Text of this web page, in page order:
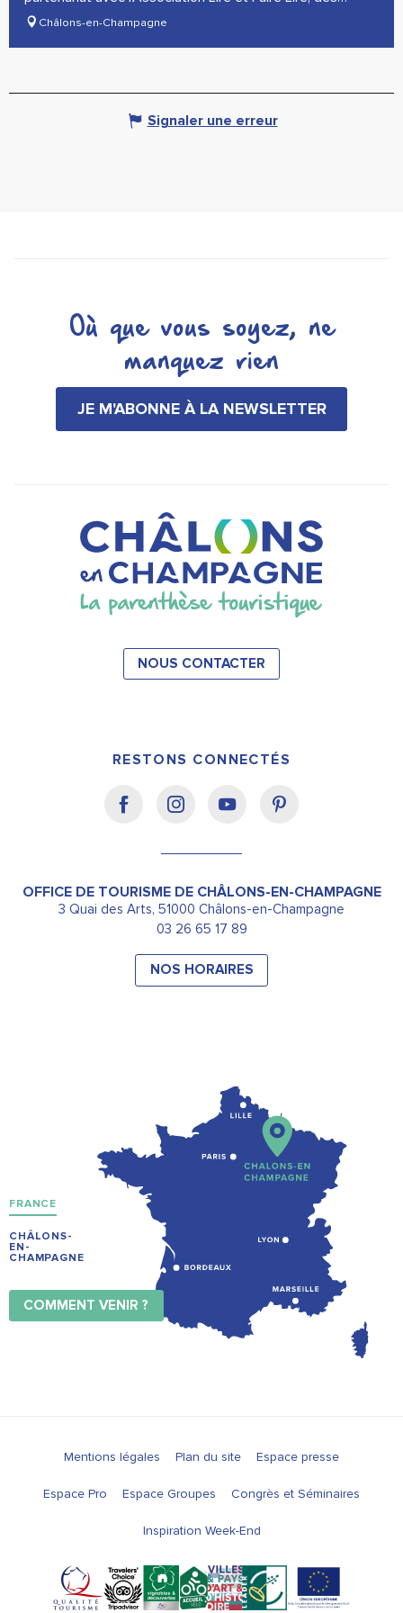
lectures de...
Châlons-en-Champagne
Signaler une erreur
Où que vous soyez, ne
manquez rien
JE M'ABONNE À LA NEWSLETTER
NOUS CONTACTER
RESTONS CONNECTÉS
OFFICE DE TOURISME DE CHÂLONS-EN-CHAMPAGNE
3 Quai des Arts, 51000 Châlons-en-Champagne
03 26 65 17 89
NOS HORAIRES
FRANCE
CHÂLONS-
EN-
CHAMPAGNE
COMMENT VENIR ?
Mentions légales Plan du site Espace presse
Espace Pro Espace Groupes Congrès et Séminaires
Inspiration Week-End